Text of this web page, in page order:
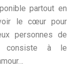
partout en
le cœur pour
personnes de
consiste à le